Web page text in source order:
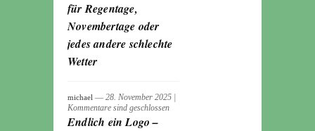
für Regentage,
Novembertage oder
jedes andere schlechte
Wetter
michael ― 28. November 2025
Kommentare sind geschlossen
Endlich ein Logo –